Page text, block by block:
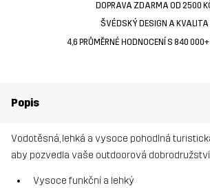
DOPRAVA ZDARMA OD 2500
ŠVÉDSKÝ DESIGN A KVALITA
4,6 PRŮMĚRNÉ HODNOCENÍ S 840 000+
Popis
Vodotěsná, lehká a vysoce pohodlná
aby pozvedla vaše outdoorová
Vysoce funkční a lehký